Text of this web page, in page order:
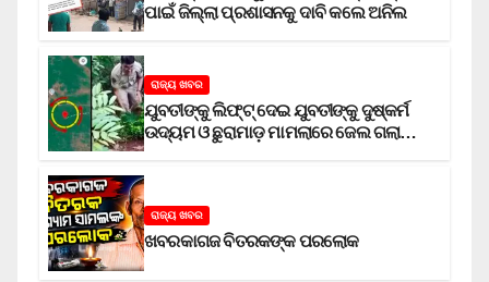
ପାଇଁ ଜିଲ୍ଲା ପ୍ରଶାସନକୁ ଦାବି କଲେ ଅନିଲ
ରାଜ୍ୟ ଖବର
ଯୁବତୀଙ୍କୁ ଲିଫ୍‌ଟ୍‌ ଦେଇ ଯୁବତୀଙ୍କୁ ଦୁଷ୍କର୍ମ
ଉଦ୍ୟମ ଓ ଛୁରାମାଡ଼ ମାମଲାରେ ଜେଲ ଗଲା
ରାଜ୍ୟ ଖବର
ଖବରକାଗଜ ବିତରକଙ୍କ ପରଲୋକ